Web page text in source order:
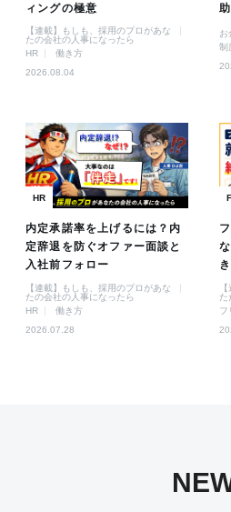
ィングの極意
【連載】もしも、採用のプロがあな
たの会社の人事になったら
HR
働き方
2026.08.04
お
制
HR
内定承諾率を上げるには？内
定辞退を防ぐオファー面談と
入社前フォロー
【連載】もしも、採用のプロがあな
たの会社の人事になったら
HR
働き方
2026.07.28
た
フ